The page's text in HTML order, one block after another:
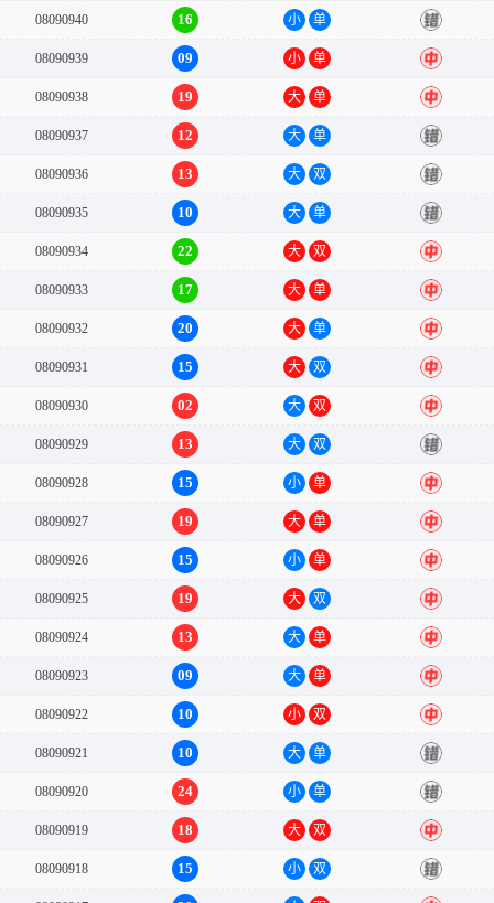
08090940 16 小 单 错
08090939 09 小 单 中
08090938 19 大 单 中
08090937 12 大 单 错
08090936 13 大 双 错
08090935 10 大 单 错
08090934 22 大 双 中
08090933 17 大 单 中
08090932 20 大 单 中
08090931 15 大 双 中
08090930 02 大 双 中
08090929 13 大 双 错
08090928 15 小 单 中
08090927 19 大 单 中
08090926 15 小 单 中
08090925 19 大 双 中
08090924 13 大 单 中
08090923 09 大 单 中
08090922 10 小 双 中
08090921 10 大 单 错
08090920 24 小 单 错
08090919 18 大 双 中
08090918 15 小 双 错